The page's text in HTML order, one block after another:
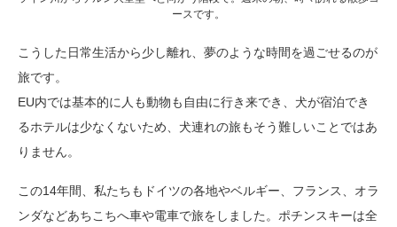
ースです。
こうした日常生活から少し離れ、夢のような時間を過ごせるのが
旅です。
EU内では基本的に人も動物も自由に行き来でき、犬が宿泊でき
るホテルは少なくないため、犬連れの旅もそう難しいことではあ
りません。
この14年間、私たちもドイツの各地やベルギー、フランス、オラ
ンダなどあちこちへ車や電車で旅をしました。ポチンスキーは全